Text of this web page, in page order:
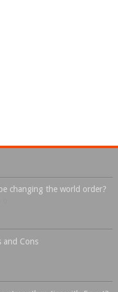
changing the world order?
and Cons